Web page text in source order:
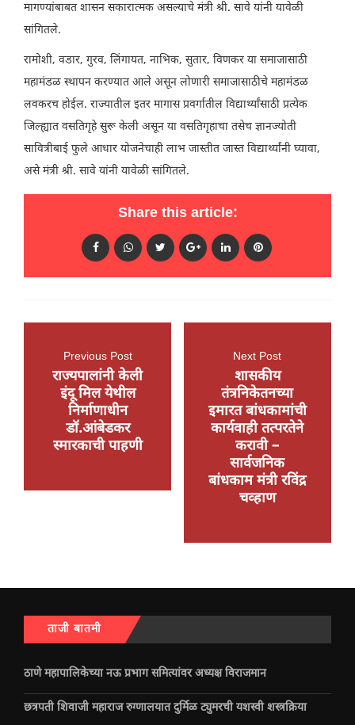
मागण्यांबाबत शासन सकारात्मक असल्याचे मंत्री श्री. सावे यांनी यावेळी
सांगितले.
रामोशी, वडार, गुरव, लिंगायत, नाभिक, सुतार, विणकर या समाजासाठी
महामंडळ स्थापन करण्यात आले असून लोणारी समाजासाठीचे महामंडळ
लवकरच होईल. राज्यातील इतर मागास प्रवर्गातील विद्यार्थ्यांसाठी प्रत्येक
जिल्ह्यात वसतिगृहे सुरू केली असून या वसतिगृहाचा तसेच ज्ञानज्योती
सावित्रीबाई फुले आधार योजनेचाही लाभ जास्तीत जास्त विद्यार्थ्यांनी घ्यावा,
असे मंत्री श्री. सावे यांनी यावेळी सांगितले.
Share this article:
Previous Post
राज्यपालांनी केली
इंदू मिल येथील
निर्माणाधीन
डॉ.आंबेडकर
स्मारकाची पाहणी
Next Post
शासकीय
तंत्रनिकेतनच्या
इमारत बांधकामांची
कार्यवाही तत्परतेने
करावी –
सार्वजनिक
बांधकाम मंत्री रविंद्र
चव्हाण
ताजी बातमी
ठाणे महापालिकेच्या नऊ प्रभाग समित्यांवर अध्यक्ष विराजमान
छत्रपती शिवाजी महाराज रुग्णालयात दुर्मिळ ट्युमरची यशस्वी शस्त्रक्रिया